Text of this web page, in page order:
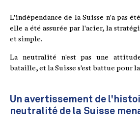
L'indépendance de la Suisse n'a pas
elle a été assurée par l'acier, la
et simple.
La neutralité n'est pas une
bataille, et la Suisse s'est battue pour la
Un avertissement de
neutralité de la Suisse